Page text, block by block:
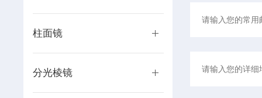
柱面镜
分光棱镜